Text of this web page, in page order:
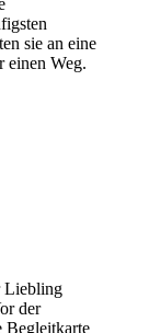
sie an eine
einen Weg.
Liebling
der
Begleitkarte